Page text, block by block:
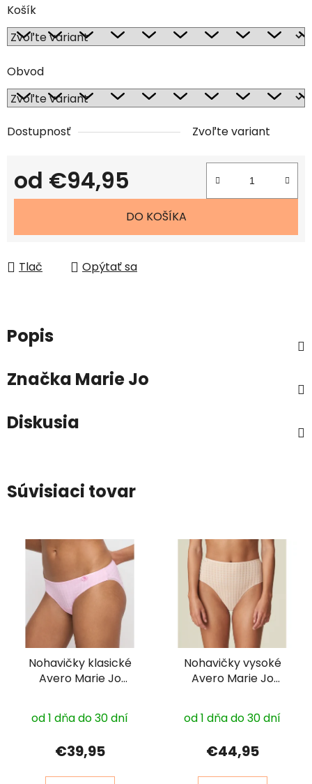
Košík
Obvod
Dostupnosť Zvoľte variant
od €94,95
Jednotková cena:
DO KOŠÍKA
Tlač Opýtať sa
Popis
Značka Marie Jo
Diskusia
Súvisiaci tovar
Nohavičky klasické
Avero Marie Jo
od 1 dňa do 30 dní
€39,95
Nohavičky vysoké
Avero Marie Jo
od 1 dňa do 30 dní
€44,95